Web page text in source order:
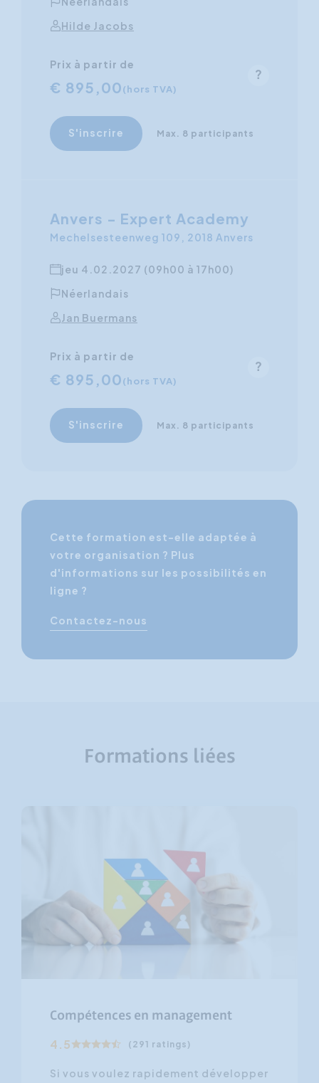
Hilde Jacobs
Prix à partir de
€ 895,00(hors TVA)
S'inscrire Max. 8 participants
Anvers - Expert Academy
Mechelsesteenweg 109, 2018 Anvers
jeu 4.02.2027 (09h00 à 17h00)
Néerlandais
Jan Buermans
Prix à partir de
€ 895,00(hors TVA)
S'inscrire Max. 8 participants
Cette formation est-elle adaptée à
votre organisation ? Plus
d'informations sur les possibilités en
ligne ?
Contactez-nous
Formations liées
Compétences en management
4.5 (291 ratings)
Si vous voulez rapidement développer